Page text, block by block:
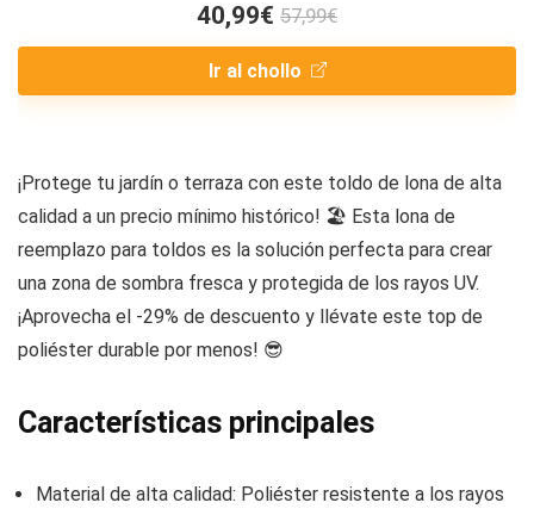
40,99€ 57,99€
Ir al chollo
¡Protege tu jardín o terraza con este toldo de lona de alta
calidad a un precio mínimo histórico! 🏖️ Esta lona de
reemplazo para toldos es la solución perfecta para crear
una zona de sombra fresca y protegida de los rayos UV.
¡Aprovecha el -29% de descuento y llévate este top de
poliéster durable por menos! 😎
Características principales
Material de alta calidad: Poliéster resistente a los rayos